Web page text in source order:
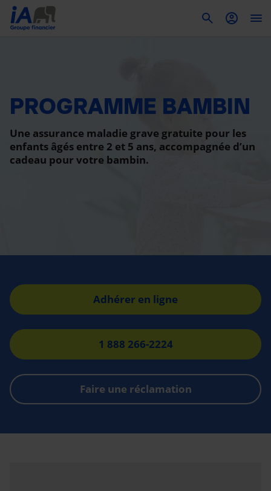
PROGRAMME BAMBIN
Une assurance maladie grave gratuite pour les
enfants âgés entre 2 et 5 ans, accompagnée d’un
cadeau pour votre bambin.
Adhérer en ligne
1 888 266-2224
Faire une réclamation